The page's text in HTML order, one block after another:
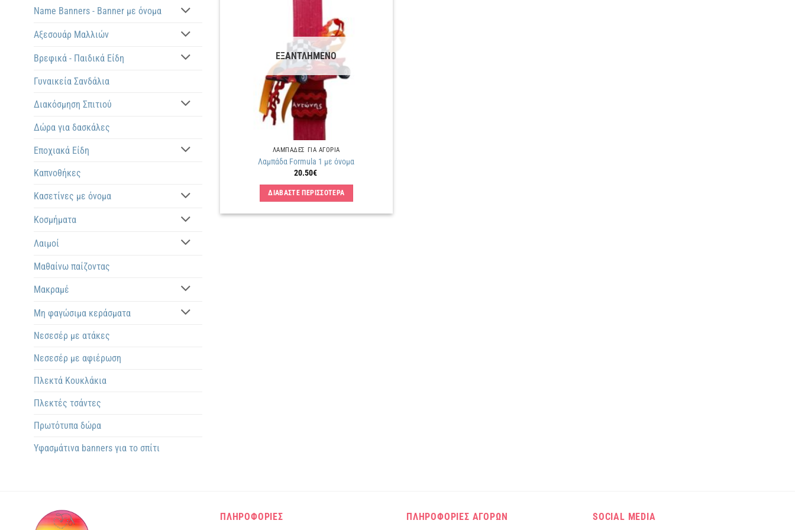
Name Banners - Banner με όνομα
Αξεσουάρ Μαλλιών
Βρεφικά - Παιδικά Είδη
Γυναικεία Σανδάλια
Διακόσμηση Σπιτιού
Δώρα για δασκάλες
Εποχιακά Είδη
Καπνοθήκες
Κασετίνες με όνομα
Κοσμήματα
Λαιμοί
Μαθαίνω παίζοντας
Μακραμέ
Μη φαγώσιμα κεράσματα
Νεσεσέρ με ατάκες
Νεσεσέρ με αφιέρωση
Πλεκτά Kουκλάκια
Πλεκτές τσάντες
Πρωτότυπα δώρα
Υφασμάτινα banners για το σπίτι
ΕΞΑΝΤΛΗΜΕΝΟ
ΛΑΜΠΑΔΕΣ ΓΙΑ ΑΓΟΡΙΑ
Λαμπάδα Formula 1 με όνομα
20.50€
ΔΙΑΒΑΣΤΕ ΠΕΡΙΣΣΟΤΕΡΑ
ΠΛΗΡΟΦΟΡΙΕΣ ΠΛΗΡΟΦΟΡΙΕΣ ΑΓΟΡΩΝ SOCIAL MEDIA